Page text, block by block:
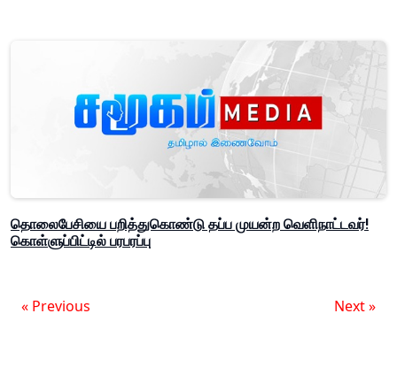
தொலைபேசியை பறித்துகொண்டு தப்ப முயன்ற வெளிநாட்டவர்!
கொள்ளுப்பிட்டில் பரபரப்பு
« Previous Next »